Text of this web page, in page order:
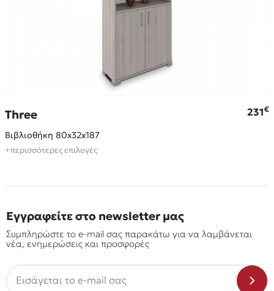
Three 231€
Βιβλιοθήκη 80x32x187
+περισσότερες επιλογές
Εγγραφείτε στο newsletter μας
Συμπληρώστε το e-mail σας παρακάτω για να λαμβάνεται
νέα, ενημερώσεις και προσφορές